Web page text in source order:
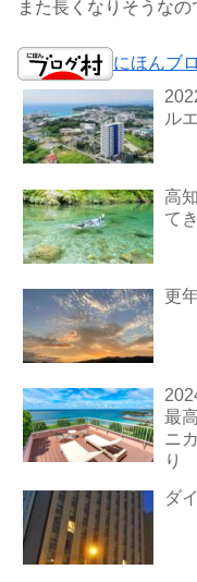
また長くなりそうなの
にほんブ
ル
高
て
更
最
ニ
り
ダ